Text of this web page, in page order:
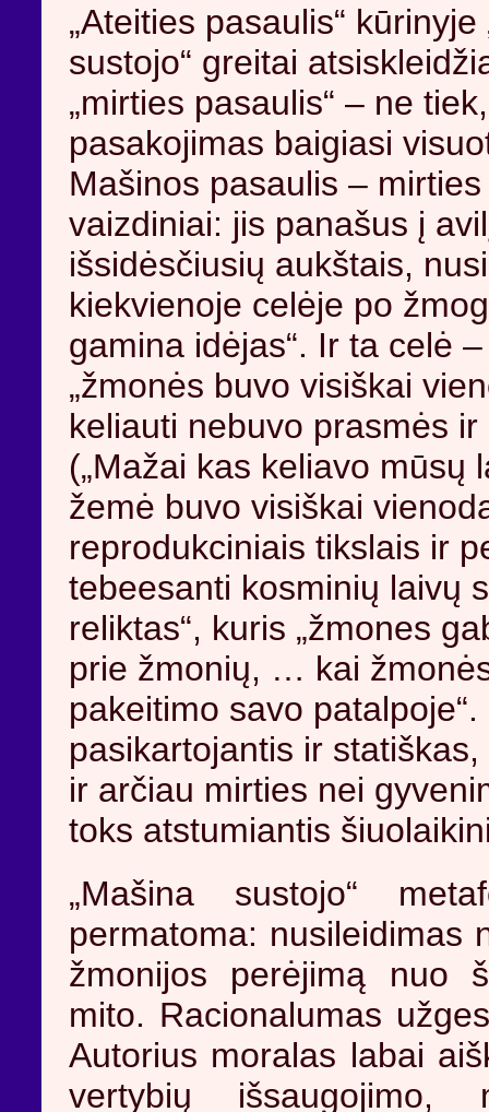
„Ateities pasaulis“ kūrinyje
sustojo“ greitai
„mirties pasaulis“ – ne
pasakojimas baigiasi
Mašinos pasaulis –
vaizdiniai: jis panašus į
išsidėsčiusių aukštais,
kiekvienoje celėje po
gamina idėjas“. Ir ta celė
„žmonės buvo visiškai
keliauti nebuvo prasmės
(„Mažai kas keliavo mūsų
žemė buvo visiškai
reprodukciniais tikslais ir
tebeesanti kosminių laivų
reliktas“, kuris „žmones
prie žmonių, … kai
pakeitimo savo
pasikartojantis ir
ir arčiau mirties nei
toks atstumiantis
„Mašina sustojo“
permatoma: nusileidimas
žmonijos perėjimą nuo
mito. Racionalumas
Autorius moralas labai
vertybių